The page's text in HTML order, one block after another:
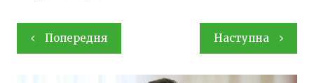
Навігація
записів
Попередня Наступна